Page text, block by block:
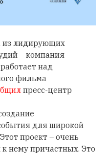
из лидирующих
– компания
над
фильма
пресс-центр
для широкой
проект – очень
нему причастных. Это